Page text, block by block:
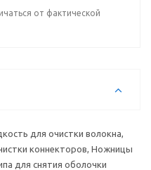
от фактической
для очистки волокна,
коннекторов, Ножницы
для снятия оболочки